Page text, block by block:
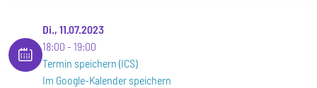
Di., 11.07.2023
18:00
19:00
Termin speichern (ICS)
Im Google-Kalender speichern